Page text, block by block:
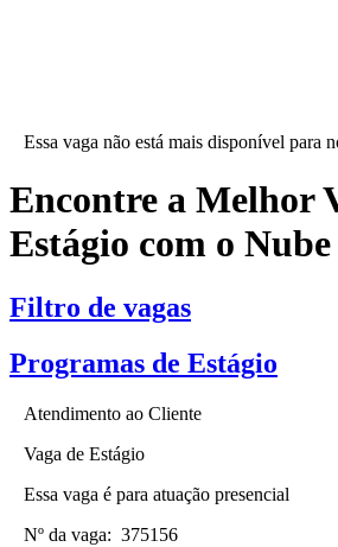
Essa vaga não está mais disponível para
Encontre a Melhor
Estágio com o Nube
Filtro de vagas
Programas de Estágio
Atendimento ao Cliente
Vaga de Estágio
Essa vaga é para atuação presencial
Nº da vaga: 375156